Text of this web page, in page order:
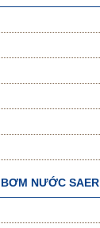
NƯỚC SAER